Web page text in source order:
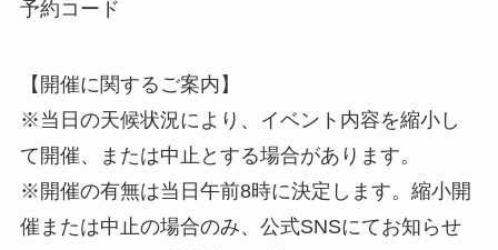
予約コード
【開催に関するご案内】
※当日の天候状況により、イベント内容を縮小し
て開催、または中止とする場合があります。
※開催の有無は当日午前8時に決定します。縮小開
催または中止の場合のみ、公式SNSにてお知らせ